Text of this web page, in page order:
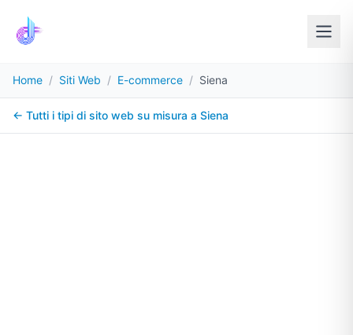
Home / Siti Web / E-commerce / Siena
← Tutti i tipi di sito web su misura a Siena